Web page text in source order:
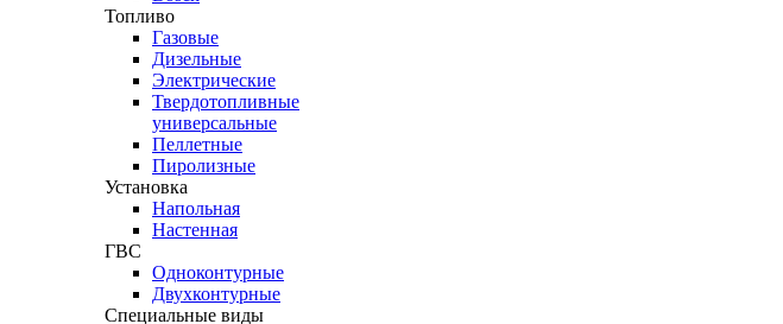
Топливо
Газовые
Дизельные
Электрические
Твердотопливные
универсальные
Пеллетные
Пиролизные
Установка
Напольная
Настенная
ГВС
Одноконтурные
Двухконтурные
Специальные виды